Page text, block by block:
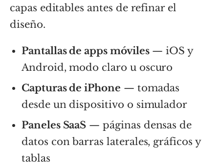
capas editables antes de refinar el
diseño.
Pantallas de apps móviles— iOS y
Android, modo claro u oscuro
Capturas de iPhone — tomadas
desde un dispositivo o simulador
Paneles SaaS — páginas densas de
datos con barras laterales, gráficos y
tablas